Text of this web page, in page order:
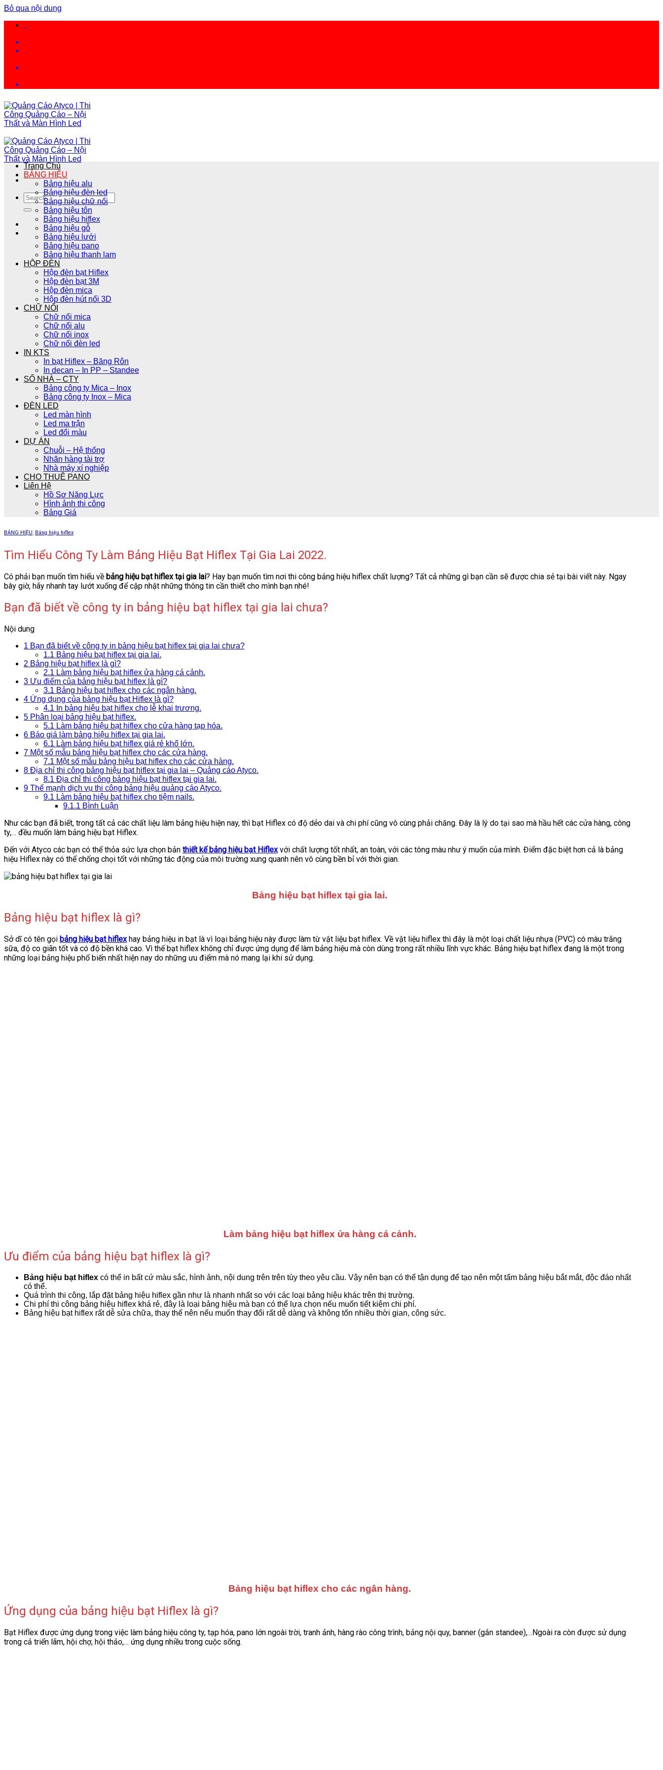
Bỏ qua nội dung
,
Trang Chủ
BẢNG HIỆU
Bảng hiệu alu
Bảng hiệu đèn led
Bảng hiệu chữ nổi
Bảng hiệu tôn
Bảng hiệu hiflex
Bảng hiệu gỗ
Bảng hiệu lưới
Bảng hiệu pano
Bảng hiệu thanh lam
HỘP ĐÈN
Hộp đèn bạt Hiflex
Hộp đèn bạt 3M
Hộp đèn mica
Hộp đèn hút nổi 3D
CHỮ NỔI
Chữ nổi mica
Chữ nổi alu
Chữ nổi inox
Chữ nổi đèn led
IN KTS
In bạt Hiflex – Băng Rôn
In decan – In PP – Standee
SỐ NHÀ – CTY
Bảng công ty Mica – Inox
Bảng công ty Inox – Mica
ĐÈN LED
Led màn hình
Led ma trận
Led đổi màu
DỰ ÁN
Chuỗi – Hệ thống
Nhãn hàng tài trợ
Nhà máy xí nghiệp
CHO THUÊ PANO
Liên Hệ
Hồ Sơ Năng Lực
Hình ảnh thi công
Bảng Giá
BẢNG HIỆU, Bảng hiệu hiflex
Tìm Hiểu Công Ty Làm Bảng Hiệu Bạt Hiflex Tại Gia Lai 2022.
Có phải bạn muốn tìm hiểu về bảng hiệu bạt hiflex tại gia lai? Hay bạn muốn tìm nơi thi công bảng hiệu hiflex chất lượng? Tất cả những gì bạn cần sẽ được chia sẻ tại bài viết này. Ngay
bây giờ, hãy nhanh tay lướt xuống để cập nhật những thông tin cần thiết cho mình bạn nhé!
Bạn đã biết về công ty in bảng hiệu bạt hiflex tại gia lai chưa?
Nội dung
1 Bạn đã biết về công ty in bảng hiệu bạt hiflex tại gia lai chưa?
1.1 Bảng hiệu bạt hiflex tại gia lai.
2 Bảng hiệu bạt hiflex là gì?
2.1 Làm bảng hiệu bạt hiflex ửa hàng cá cảnh.
3 Ưu điểm của bảng hiệu bạt hiflex là gì?
3.1 Bảng hiệu bạt hiflex cho các ngân hàng.
4 Ứng dụng của bảng hiệu bạt Hiflex là gì?
4.1 In bảng hiệu bạt hiflex cho lễ khai trương.
5 Phân loại bảng hiệu bạt hiflex.
5.1 Làm bảng hiệu bạt hiflex cho cửa hàng tạp hóa.
6 Báo giá làm bảng hiệu hiflex tại gia lai.
6.1 Làm bảng hiệu bạt hiflex giá rẻ khổ lớn.
7 Một số mẫu bảng hiệu bạt hiflex cho các cửa hàng.
7.1 Một số mẫu bảng hiệu bạt hiflex cho các cửa hàng.
8 Địa chỉ thi công bảng hiệu bạt hiflex tại gia lai – Quảng cáo Atyco.
8.1 Địa chỉ thi công bảng hiệu bạt hiflex tại gia lai.
9 Thế mạnh dịch vụ thi công bảng hiệu quảng cáo Atyco.
9.1 Làm bảng hiệu bạt hiflex cho tiệm nails.
9.1.1 Bình Luận
Như các bạn đã biết, trong tất cả các chất liệu làm bảng hiệu hiện nay, thì bạt Hiflex có độ dẻo dai và chi phí cũng vô cùng phải chăng. Đây là lý do tại sao mà hầu hết các cửa hàng, công
ty,… đều muốn làm bảng hiệu bạt Hiflex.
Đến với Atyco các bạn có thể thỏa sức lựa chọn bản thiết kế bảng hiệu bạt Hiflexvới chất lượng tốt nhất, an toàn, với các tông màu như ý muốn của mình. Điểm đặc biệt hơn cả là bảng
hiệu Hiflex này có thể chống chọi tốt với những tác động của môi trường xung quanh nên vô cùng bền bỉ với thời gian.
Bảng hiệu bạt hiflex tại gia lai.
Bảng hiệu bạt hiflex là gì?
Sở dĩ có tên gọi bảng hiệu bạt hiflexhay bảng hiệu in bạt là vì loại bảng hiệu này được làm từ vật liệu bạt hiflex. Về vật liệu hiflex thì đây là một loại chất liệu nhựa (PVC) có màu trắng
sữa, độ co giãn tốt và có độ bền khá cao. Vì thế bạt hiflex không chỉ được ứng dụng để làm bảng hiệu mà còn dùng trong rất nhiều lĩnh vực khác. Bảng hiệu bạt hiflex đang là một trong
những loại bảng hiệu phổ biến nhất hiện nay do những ưu điểm mà nó mang lại khi sử dụng.
Làm bảng hiệu bạt hiflex ửa hàng cá cảnh.
Ưu điểm của bảng hiệu bạt hiflex là gì?
Bảng hiệu bạt hiflex có thể in bất cứ màu sắc, hình ảnh, nội dung trên trên tùy theo yêu cầu. Vậy nên bạn có thể tận dụng để tạo nên một tấm bảng hiệu bắt mắt, độc đáo nhất
có thể.
Quá trình thi công, lắp đặt bảng hiệu hiflex gần như là nhanh nhất so với các loại bảng hiệu khác trên thị trường.
Chi phí thi công bảng hiệu hiflex khá rẻ, đây là loại bảng hiệu mà bạn có thể lựa chọn nếu muốn tiết kiệm chi phí.
Bảng hiệu bạt hiflex rất dễ sửa chữa, thay thế nên nếu muốn thay đổi rất dễ dàng và không tốn nhiều thời gian, công sức.
Bảng hiệu bạt hiflex cho các ngân hàng.
Ứng dụng của bảng hiệu bạt Hiflex là gì?
Bạt Hiflex được ứng dụng trong việc làm bảng hiệu công ty, tạp hóa, pano lớn ngoài trời, tranh ảnh, hàng rào công trình, bảng nội quy, banner (gắn standee),…Ngoài ra còn được sử dụng
trong cả triển lãm, hội chợ, hội thảo,… ứng dụng nhiều trong cuộc sống.